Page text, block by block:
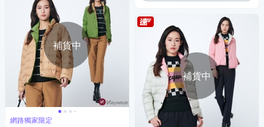
補貨中
網路獨家限定
補貨中